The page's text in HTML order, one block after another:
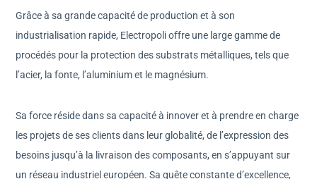
Grâce à sa grande capacité de production et à son
industrialisation rapide, Electropoli offre une large gamme de
procédés pour la protection des substrats métalliques, tels que
l’acier, la fonte, l’aluminium et le magnésium.
Sa force réside dans sa capacité à innover et à prendre en charge
les projets de ses clients dans leur globalité, de l’expression des
besoins jusqu’à la livraison des composants, en s’appuyant sur
un réseau industriel européen. Sa quête constante d’excellence,